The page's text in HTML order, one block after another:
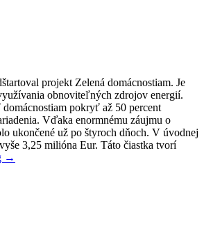
projekt Zelená domácnostiam. Je
obnoviteľných zdrojov energií.
pokryť až 50 percent
Vďaka enormnému záujmu o
ukončené už po štyroch dňoch. V úvodnej
3,25 milióna Eur. Táto čiastka tvorí
→